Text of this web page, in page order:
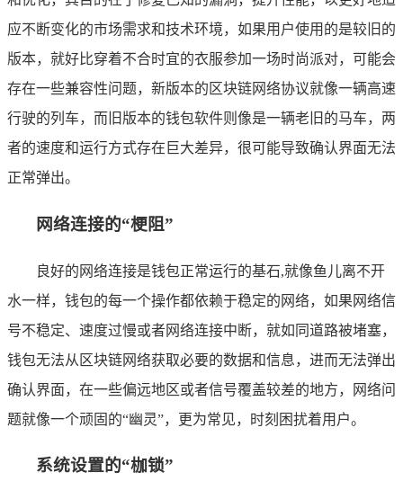
应不断变化的市场需求和技术环境，如果用户使用的是较旧的
版本，就好比穿着不合时宜的衣服参加一场时尚派对，可能会
存在一些兼容性问题，新版本的区块链网络协议就像一辆高速
行驶的列车，而旧版本的钱包软件则像是一辆老旧的马车，两
者的速度和运行方式存在巨大差异，很可能导致确认界面无法
正常弹出。
网络连接的“梗阻”
良好的网络连接是钱包正常运行的基石,就像鱼儿离不开
水一样，钱包的每一个操作都依赖于稳定的网络，如果网络信
号不稳定、速度过慢或者网络连接中断，就如同道路被堵塞，
钱包无法从区块链网络获取必要的数据和信息，进而无法弹出
确认界面，在一些偏远地区或者信号覆盖较差的地方，网络问
题就像一个顽固的“幽灵”，更为常见，时刻困扰着用户。
系统设置的“枷锁”